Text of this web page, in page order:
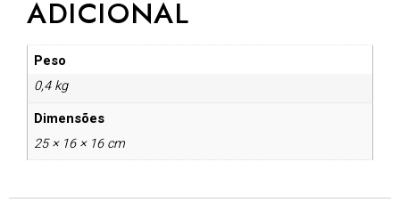
ADICIONAL
Peso
0,4 kg
Dimensões
25 × 16 × 16 cm